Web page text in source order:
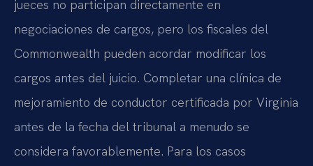
jueces no participan directamente en
negociaciones de cargos, pero los fiscales del
Commonwealth pueden acordar modificar los
cargos antes del juicio. Completar una clínica de
mejoramiento de conductor certificada por Virginia
antes de la fecha del tribunal a menudo se
considera favorablemente. Para los casos